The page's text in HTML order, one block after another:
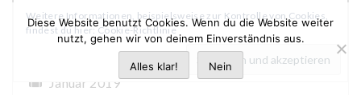
Februar 2019
Januar 2019
Weitere Informationen, beispielsweise zur Kontrolle von Cookies,
findest du hier:Cookie-Richtlinie
Diese Website benutzt Cookies. Wenn du die Website weiter
nutzt, gehen wir von deinem Einverständnis aus.
Alles klar! Nein